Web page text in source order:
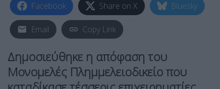
Facebook Share on X Bluesky
Email Copy Link
Δημοσιεύθηκε η απόφαση του
Μονομελές Πλημμελειοδικείο που